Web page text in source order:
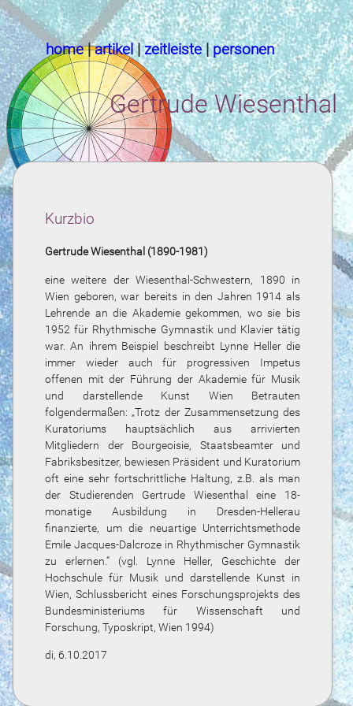
home|artikel|zeitleiste|personen
Gertrude Wiesenthal
Kurzbio
Gertrude Wiesenthal (1890-1981)
eine weitere der Wiesenthal-Schwestern, 1890 in
Wien geboren, war bereits in den Jahren 1914 als
Lehrende an die Akademie gekommen, wo sie bis
1952 für Rhythmische Gymnastik und Klavier tätig
war. An ihrem Beispiel beschreibt Lynne Heller die
immer wieder auch für progressiven Impetus
offenen mit der Führung der Akademie für Musik
und darstellende Kunst Wien Betrauten
folgendermaßen: „Trotz der Zusammensetzung des
Kuratoriums hauptsächlich aus arrivierten
Mitgliedern der Bourgeoisie, Staatsbeamter und
Fabriksbesitzer, bewiesen Präsident und Kuratorium
oft eine sehr fortschrittliche Haltung, z.B. als man
der Studierenden Gertrude Wiesenthal eine 18-
monatige Ausbildung in Dresden-Hellerau
finanzierte, um die neuartige Unterrichtsmethode
Emile Jacques-Dalcroze in Rhythmischer Gymnastik
zu erlernen.“ (vgl. Lynne Heller, Geschichte der
Hochschule für Musik und darstellende Kunst in
Wien, Schlussbericht eines Forschungsprojekts des
Bundesministeriums für Wissenschaft und
Forschung, Typoskript, Wien 1994)
di, 6.10.2017